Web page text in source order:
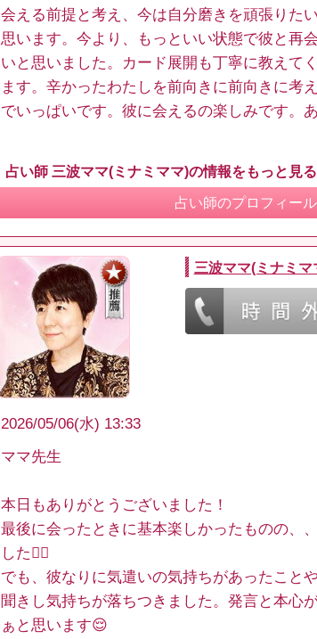
会える前提と考え、今は自分磨きを頑張りた
思います。今より、もっといい状態で彼と再
いと思いました。カード展開も丁寧に教えて
ます。辛かったわたしを前向きに前向きに考
でいっぱいです。彼に会えるの楽しみです。
占い師 三波ママ(ミナミママ)の情報をもっと見る
占い師のプロフィー
三波ママ(ミナミマ
2026/05/06(水) 13:33
ママ先生
本日もありがとうございました！
最後に会ったときに基本楽しかったものの、
した😶‍🌫️
でも、彼なりに気遣いの気持ちがあったこと
聞きし気持ちが落ちつきました。発言と本心
ぁと思います😌